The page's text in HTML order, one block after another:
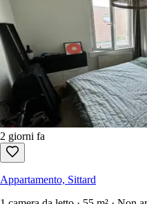
2 giorni fa
Appartamento, Sittard